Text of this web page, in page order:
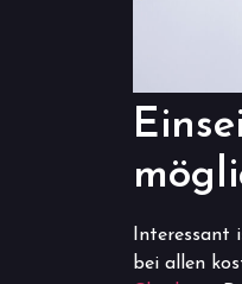
Interessant
bei allen